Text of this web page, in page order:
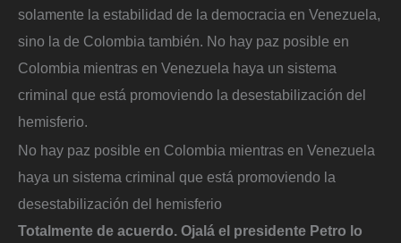
solamente la estabilidad de la democracia en Venezuela,
sino la de Colombia también. No hay paz posible en
Colombia mientras en Venezuela haya un sistema
criminal que está promoviendo la desestabilización del
hemisferio.
No hay paz posible en Colombia mientras en Venezuela
haya un sistema criminal que está promoviendo la
desestabilización del hemisferio
Totalmente de acuerdo. Ojalá el presidente Petro lo